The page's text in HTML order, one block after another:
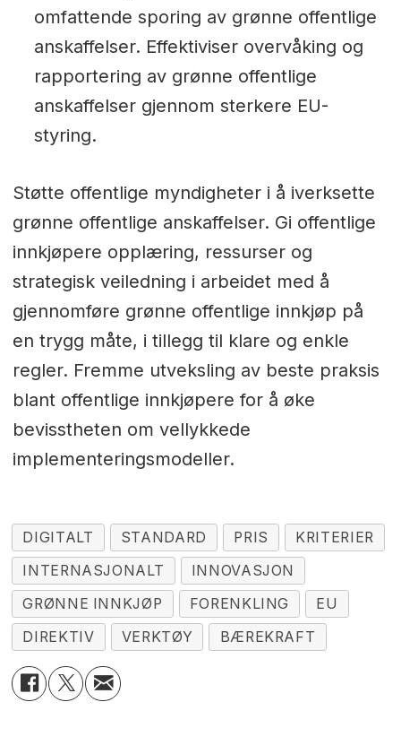
omfattende sporing av grønne offentlige
anskaffelser. Effektiviser overvåking og
rapportering av grønne offentlige
anskaffelser gjennom sterkere EU-
styring.
Støtte offentlige myndigheter i å iverksette
grønne offentlige anskaffelser. Gi offentlige
innkjøpere opplæring, ressurser og
strategisk veiledning i arbeidet med å
gjennomføre grønne offentlige innkjøp på
en trygg måte, i tillegg til klare og enkle
regler. Fremme utveksling av beste praksis
blant offentlige innkjøpere for å øke
bevisstheten om vellykkede
implementeringsmodeller.
DIGITALT STANDARD PRIS
KRITERIER
INTERNASJONALT
INNOVASJON
GRØNNE INNKJØP
FORENKLING
EU
DIREKTIV
VERKTØY BÆREKRAFT